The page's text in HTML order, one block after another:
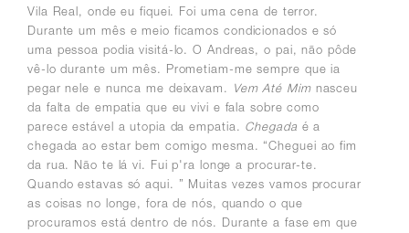
Vila Real, onde eu fiquei. Foi uma cena de terror.
Durante um mês e meio ficamos condicionados e só
uma pessoa podia visitá-lo. O Andreas, o pai, não pôde
vê-lo durante um mês. Prometiam-me sempre que ia
pegar nele e nunca me deixavam.
Vem Até Mimnasceu
da falta de empatia que eu vivi e fala sobre como
parece estável a utopia da empatia. Chegada é a
chegada ao estar bem comigo mesma. “Cheguei ao fim
da rua. Não te lá vi. Fui p'ra longe a procurar-te.
Quando estavas só aqui. ” Muitas vezes vamos procurar
as coisas no longe, fora de nós, quando o que
procuramos está dentro de nós. Durante a fase em que